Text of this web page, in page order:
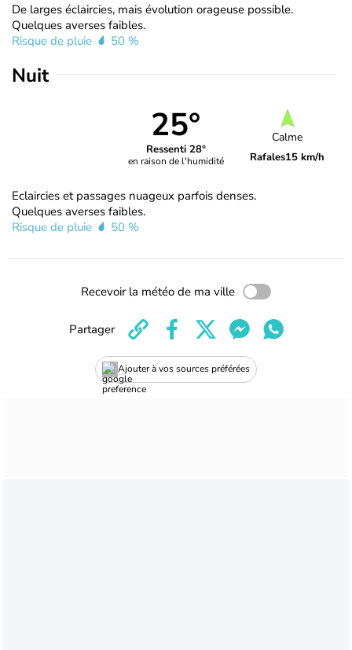
De larges éclaircies, mais évolution orageuse possible.
Quelques averses faibles.
Risque de pluie
50 %
Nuit
25°
Ressenti 28°
en raison de l'humidité
Calme
Rafales15 km/h
Eclaircies et passages nuageux parfois denses.
Quelques averses faibles.
Risque de pluie
50 %
Recevoir la météo de ma ville
Ajouter à vos sources préférées
Partager